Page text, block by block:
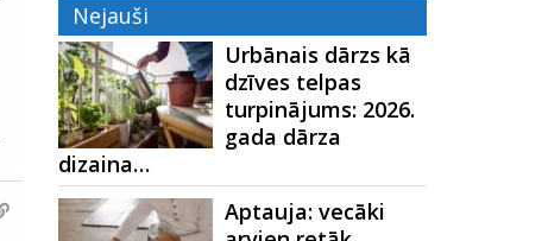
Nejauši
Urbānais dārzs kā
dzīves telpas
turpinājums: 2026.
gada dārza
dizaina…
Aptauja: vecāki